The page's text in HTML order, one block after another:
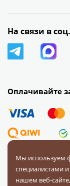
Оплачивайте
На связи в
© 2008 — 2026
Мы используем
специалистами
нашем веб-